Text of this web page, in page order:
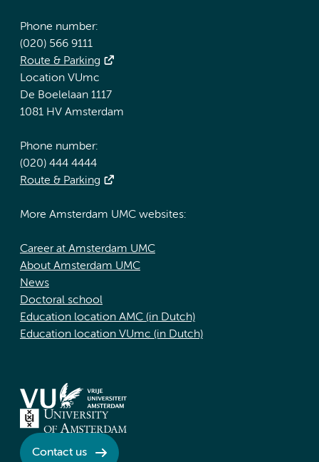
Phone number:
(020) 566 9111
Route & Parking
Location VUmc
De Boelelaan 1117
1081 HV Amsterdam
Phone number:
(020) 444 4444
Route & Parking
More Amsterdam UMC websites:
Career at Amsterdam UMC
About Amsterdam UMC
News
Doctoral school
Education location AMC (in Dutch)
Education location VUmc (in Dutch)
Contact us